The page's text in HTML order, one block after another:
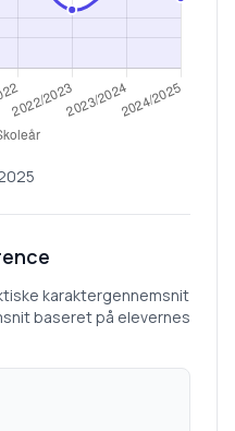
karaktergennemsnit
baseret på elevernes